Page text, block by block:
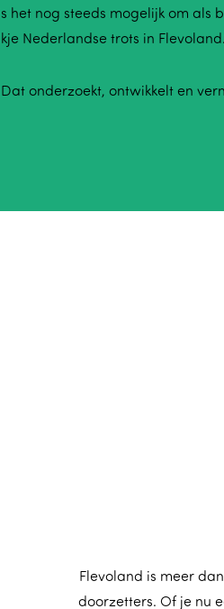
het nog steeds mogelijk om
Nederlandse trots in
onderzoekt, ontwikkelt en
Flevoland is meer
doorzetters. Of je nu